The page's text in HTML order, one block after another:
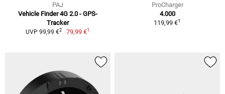
PAJ
Vehicle Finder 4G 2.0 - GPS-
Tracker
UVP 99,99 €2 79,99 €1
ProCharger
4.000
119,99 €1